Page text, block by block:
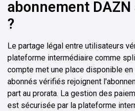
abonnement
?
Le partage légal entre utilisateurs
plateforme intermédiaire comme
compte met une place disponible
abonnés vérifiés rejoignent
part au prorata. La gestion des
est sécurisée par la plateforme